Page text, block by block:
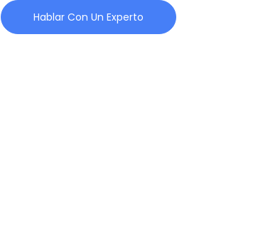
Hablar Con Un Experto